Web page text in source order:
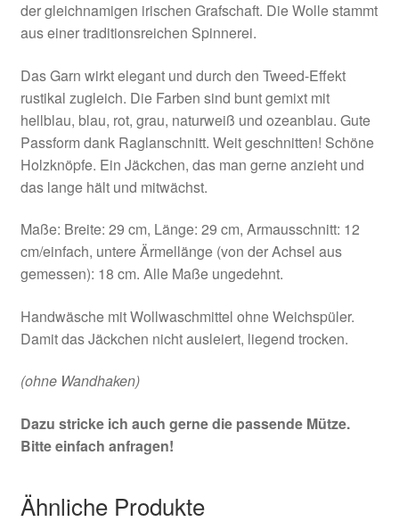
der gleichnamigen irischen Grafschaft. Die Wolle stammt
aus einer traditionsreichen Spinnerei.
Das Garn wirkt elegant und durch den Tweed-Effekt
rustikal zugleich. Die Farben sind bunt gemixt mit
hellblau, blau, rot, grau, naturweiß und ozeanblau. Gute
Passform dank Raglanschnitt. Weit geschnitten! Schöne
Holzknöpfe. Ein Jäckchen, das man gerne anzieht und
das lange hält und mitwächst.
Maße: Breite: 29 cm, Länge: 29 cm, Armausschnitt: 12
cm/einfach, untere Ärmellänge (von der Achsel aus
gemessen): 18 cm. Alle Maße ungedehnt.
Handwäsche mit Wollwaschmittel ohne Weichspüler.
Damit das Jäckchen nicht ausleiert, liegend trocken.
(ohne Wandhaken)
Dazu stricke ich auch gerne die passende Mütze.
Bitte einfach anfragen!
Ähnliche Produkte